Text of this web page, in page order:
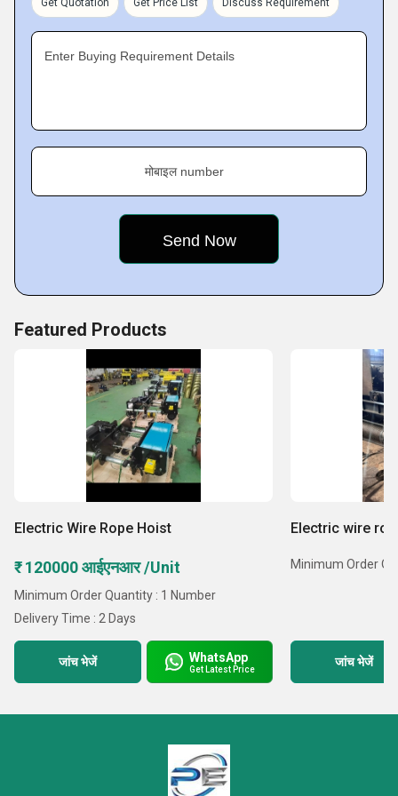
Electric Winch, Manual Stacker, Electric Hoist, Hand
Key Facts of Prime Engineers :
Get Quotation Get Price List Discuss Requirement
Enter Buying Requirement Details
मोबाइल number
Featured Products
Electric Wire Rope Hoist
₹ 120000 आईएनआर /Unit
Minimum Order Quantity : 1 Number
Delivery Time : 2 Days
जांच भेजें WhatsApp
Get Latest Price
Electric wire
Minimum Order
जांच भेजें